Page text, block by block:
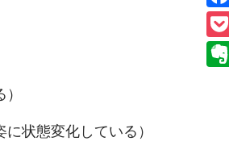
状態変化している）